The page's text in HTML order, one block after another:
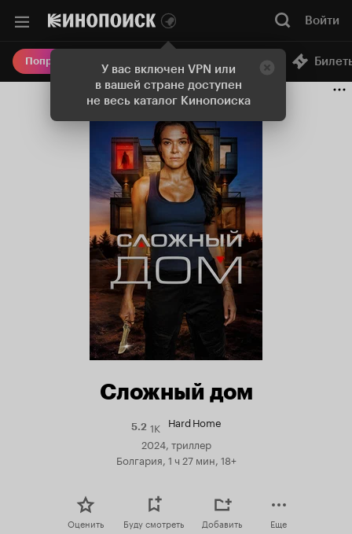
У вас включен VPN или
в вашей стране доступен
не весь каталог Кинопоиска
Войти
Попробовать Плюс Онлайн-кинотеатр
Сложный дом
5.2Рейтинг
Кинопоиска
1K Hard Home
2024, триллер
Болгария, 1 ч 27 мин, 18+
Оценить Буду смотреть Добавить Еще